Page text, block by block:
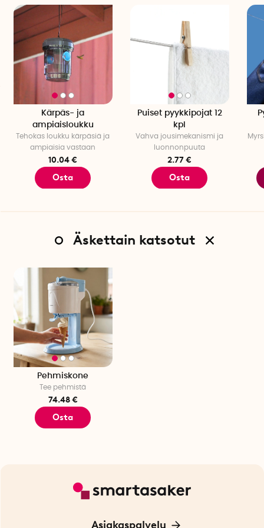
Paino: 2,94 kg
Väri: Valkoinen, vaaleansininen
Korkeus: 31 cm
Syvyys: 37 cm
Leveys: 24,5 cm
Tilavuus: 1 l
Pakkauskohtainen määrä: 1 kpl.
Kärpäs- ja
ampiaisloukku
Tehokas loukku kärpäsiä ja
ampiaisia vastaan
10.04 €
Osta
Puiset pyykkipojat 12
kpl
Vahva jousimekanismi ja
luonnonpuuta
2.77 €
Osta
Äskettain katsotut
Pehmiskone
Tee pehmistä
74.48 €
Osta
Asiakaspalvelu